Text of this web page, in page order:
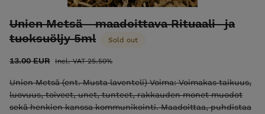
Unien Metsä - maadoittava Rituaali- ja
tuoksuöljy 5ml
Sold out
13.00 EUR Incl. VAT 25.50%
Unien Metsä (ent. Musta laventeli) Voima: Voimakas taikuus,
luovuus, toiveet, unet, tunteet, rakkauden monet muodot
sekä henkien kanssa kommunikointi. Maadoittaa, puhdistaa